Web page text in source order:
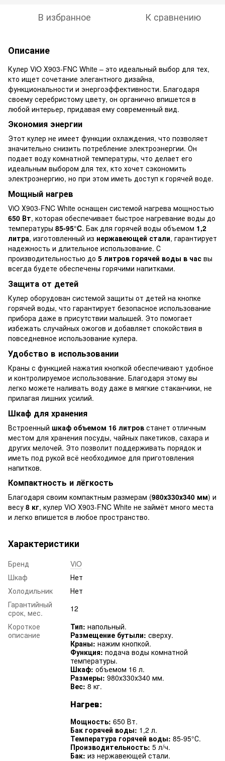
В избранное К сравнению
Описание
Кулер ViO Х903-FNC White – это идеальный выбор для тех,
кто ищет сочетание элегантного дизайна,
функциональности и энергоэффективности. Благодаря
своему серебристому цвету, он органично впишется в
любой интерьер, придавая ему современный вид.
Экономия энергии
Этот кулер не имеет функции охлаждения, что позволяет
значительно снизить потребление электроэнергии. Он
подает воду комнатной температуры, что делает его
идеальным выбором для тех, кто хочет сэкономить
электроэнергию, но при этом иметь доступ к горячей воде.
Мощный нагрев
ViO Х903-FNC White оснащен системой нагрева мощностью
650 Вт, которая обеспечивает быстрое нагревание воды до
температуры 85-95°C. Бак для горячей воды объемом 1,2
литра, изготовленный из нержавеющей стали, гарантирует
надежность и длительное использование. С
производительностью до 5 литров горячей воды в час вы
всегда будете обеспечены горячими напитками.
Защита от детей
Кулер оборудован системой защиты от детей на кнопке
горячей воды, что гарантирует безопасное использование
прибора даже в присутствии малышей. Это помогает
избежать случайных ожогов и добавляет спокойствия в
повседневное использование кулера.
Удобство в использовании
Краны с функцией нажатия кнопкой обеспечивают удобное
и контролируемое использование. Благодаря этому вы
легко можете наливать воду даже в мягкие стаканчики, не
прилагая лишних усилий.
Шкаф для хранения
Встроенный шкаф объемом 16 литров станет отличным
местом для хранения посуды, чайных пакетиков, сахара и
других мелочей. Это позволит поддерживать порядок и
иметь под рукой всё необходимое для приготовления
напитков.
Компактность и лёгкость
Благодаря своим компактным размерам (980х330х340 мм) и
весу 8 кг, кулер ViO Х903-FNC White не займёт много места
и легко впишется в любое пространство.
Характеристики
Бренд
ViO
Шкаф
Нет
Холодильник
Нет
Гарантийный
срок, мес.
12
Короткое
описание
Тип: напольный.
Размещение бутыли: сверху.
Краны: нажим кнопкой.
Функция: подача воды комнатной
температуры.
Шкаф: объемом 16 л.
Размеры: 980х330х340 мм.
Вес: 8 кг.
Нагрев:
Мощность: 650 Вт.
Бак горячей воды: 1,2 л.
Температура горячей воды: 85-95°С.
Производительность: 5 л/ч.
Бак: из нержавеющей стали.